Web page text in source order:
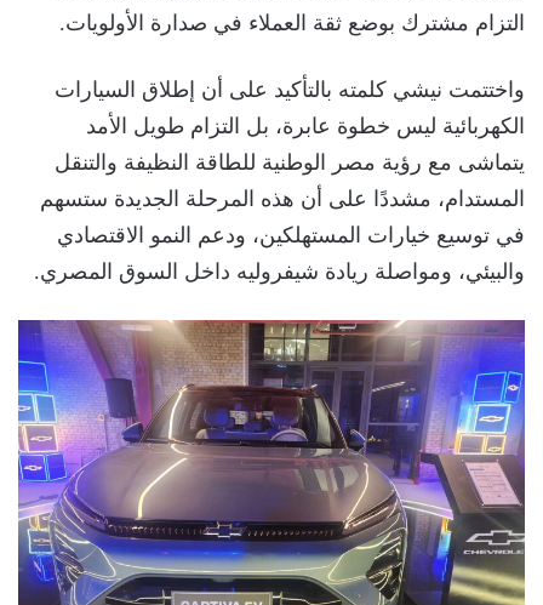
التزام مشترك بوضع ثقة العملاء في صدارة الأولويات.
واختتمت نيشي كلمته بالتأكيد على أن إطلاق السيارات
الكهربائية ليس خطوة عابرة، بل التزام طويل الأمد
يتماشى مع رؤية مصر الوطنية للطاقة النظيفة والتنقل
المستدام، مشددًا على أن هذه المرحلة الجديدة ستسهم
في توسيع خيارات المستهلكين، ودعم النمو الاقتصادي
والبيئي، ومواصلة ريادة شيفروليه داخل السوق المصري.